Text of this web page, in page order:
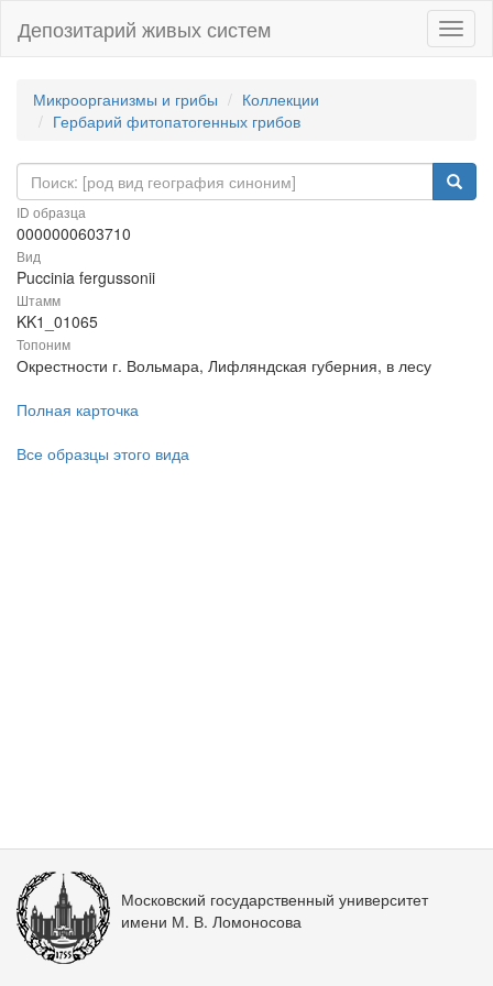
Депозитарий живых систем
Микроорганизмы и грибы
Коллекции
Гербарий фитопатогенных грибов
ID образца
0000000603710
Вид
Puccinia fergussonii
Штамм
KK1_01065
Топоним
Окрестности г. Вольмара, Лифляндская губерния, в лесу
Полная карточка
Все образцы этого вида
Московский государственный университет
имени М. В. Ломоносова